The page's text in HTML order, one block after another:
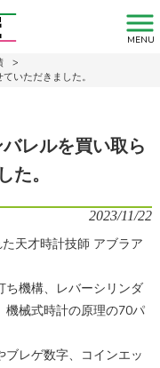
MENU
>
いただきました。
レルを買い取ら
た。
2023/11/22
天才時計技師 アブラア
ち機構、レバーシリンダ
機械式時計の原理の70パ
レゲ数字、コインエッ